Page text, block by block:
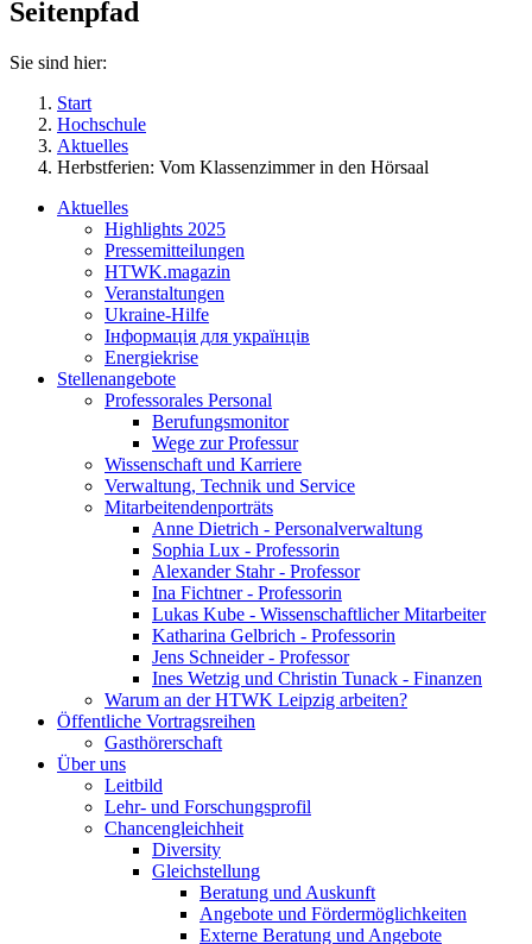
Seitenpfad
Sie sind hier:
Start
Hochschule
Aktuelles
Herbstferien: Vom Klassenzimmer in den Hörsaal
Aktuelles
Highlights 2025
Pressemitteilungen
HTWK.magazin
Veranstaltungen
Ukraine-Hilfe
Інформація для українців
Energiekrise
Stellenangebote
Professorales Personal
Berufungsmonitor
Wege zur Professur
Wissenschaft und Karriere
Verwaltung, Technik und Service
Mitarbeitendenporträts
Anne Dietrich - Personalverwaltung
Sophia Lux - Professorin
Alexander Stahr - Professor
Ina Fichtner - Professorin
Lukas Kube - Wissenschaftlicher Mitarbeiter
Katharina Gelbrich - Professorin
Jens Schneider - Professor
Ines Wetzig und Christin Tunack - Finanzen
Warum an der HTWK Leipzig arbeiten?
Öffentliche Vortragsreihen
Gasthörerschaft
Über uns
Leitbild
Lehr- und Forschungsprofil
Chancengleichheit
Diversity
Gleichstellung
Beratung und Auskunft
Angebote und Fördermöglichkeiten
Externe Beratung und Angebote